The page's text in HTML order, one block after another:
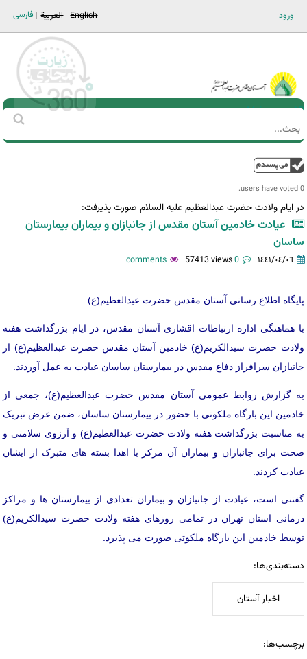
ورود فارسی العربية English
Main men-AR
استمارة
‏
0 users have voted.
در ایام ولادت حضرت عبدالعظیم علیه السلام صورت پذیرفت:
عیادت خادمین آستان مقدس از جانبازان و بیماران بیمارستان
ساسان
١٤٤١/٠٤/٠٦ 0 comments
57413 views
پایگاه اطلاع رسانی آستان مقدس حضرت عبدالعظیم(ع) :
با هماهنگی اداره ارتباطات اقشاری آستان مقدس، در ایام بزرگداشت هفته
ولادت حضرت سیدالکریم(ع) خادمین آستان مقدس حضرت عبدالعظیم(ع) از
جانبازان سرافراز دفاع مقدس در بیمارستان ساسان عیادت به عمل آوردند.
به گزارش روابط عمومی آستان مقدس حضرت عبدالعظیم(ع)، جمعی از
خادمین این بارگاه ملکوتی با حضور در بیمارستان ساسان، ضمن عرض تبریک
به مناسبت بزرگداشت هفته ولادت حضرت عبدالعظیم(ع) و آرزوی سلامتی و
صحت برای جانبازان و بیماران آن مرکز با اهدا بسته های متبرک از ایشان
عیادت کردند.
گفتنی است، عیادت از جانبازان و بیماران تعدادی از بیمارستان ها و مراکز
درمانی استان تهران در تمامی روزهای هفته ولادت حضرت سیدالکریم(ع)
توسط خادمین این بارگاه ملکوتی صورت می پذیرد.
دسته‌بندی‌ها:
اخبار آستان
برچسب‌ها: